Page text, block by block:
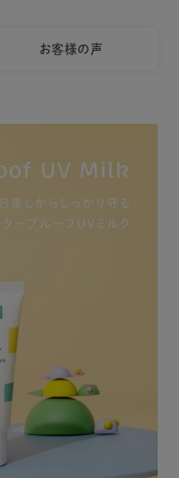
お客様の声